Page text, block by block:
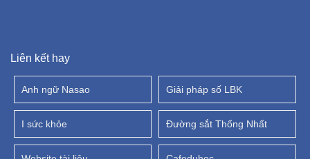
Liên kết hay
Anh ngữ Nasao Giải pháp số LBK
I sức khỏe Đường sắt Thống Nhất